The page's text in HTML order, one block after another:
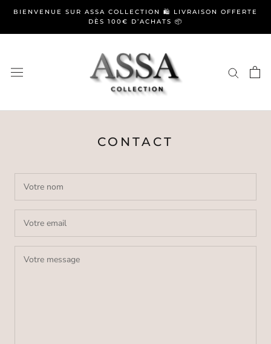
contenu
BIENVENUE SUR ASSA COLLECTION 🛍️ LIVRAISON OFFERTE
DÈS 100€ D’ACHATS 📦
CONTACT